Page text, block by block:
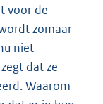
voor de
zomaar
niet
dat ze
Waarom